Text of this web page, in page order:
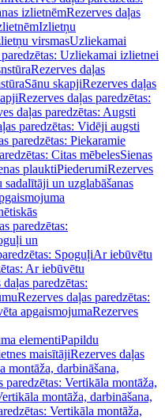
izlietnēmRezerves daļas
Izlietņu
virsmasUzliekamai
Uzliekamai izlietnei
Rezerves daļas
Sānu skapjiRezerves daļas
Rezerves daļas paredzētas:
daļas paredzētas: Augsti
paredzētas: Vidēji augsti
paredzētas: Piekaramie
Citas mēbelesSienas
plauktiPiederumiRezerves
un uzglabāšanas
paredzētas:
un
SpoguļiAr iebūvētu
Ar iebūvētu
paredzētas:
Rezerves daļas paredzētas:
apgaismojumaRezerves
elementiPapildu
maisītājiRezerves daļas
montāža, darbināšana,
paredzētas: Vertikāla montāža,
montāža, darbināšana,
Vertikāla montāža,